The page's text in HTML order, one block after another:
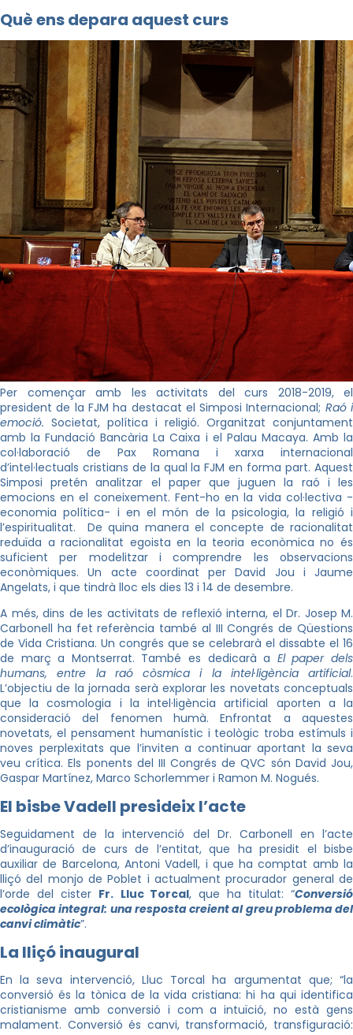
Què ens depara aquest curs
Per començar amb les activitats del curs 2018-2019, el
president de la FJM ha destacat el Simposi Internacional; Raó i
emoció. Societat, política i religió. Organitzat conjuntament
amb la Fundació Bancària La Caixa i el Palau Macaya. Amb la
col·laboració de Pax Romana i xarxa internacional
d’intel·lectuals cristians de la qual la FJM en forma part. Aquest
Simposi pretén analitzar el paper que juguen la raó i les
emocions en el coneixement. Fent-ho en la vida col·lectiva -
economia política- i en el món de la psicologia, la religió i
l’espiritualitat. De quina manera el concepte de racionalitat
reduïda a racionalitat egoista en la teoria econòmica no és
suficient per modelitzar i comprendre les observacions
econòmiques. Un acte coordinat per David Jou i Jaume
Angelats, i que tindrà lloc els dies 13 i 14 de desembre.
A més, dins de les activitats de reflexió interna, el Dr. Josep M.
Carbonell ha fet referència també al III Congrés de Qüestions
de Vida Cristiana. Un congrés que se celebrarà el dissabte el 16
de març a Montserrat. També es dedicarà a El paper dels
humans, entre la raó còsmica i la intel·ligència artificial.
L’objectiu de la jornada serà explorar les novetats conceptuals
que la cosmologia i la intel·ligència artificial aporten a la
consideració del fenomen humà. Enfrontat a aquestes
novetats, el pensament humanístic i teològic troba estímuls i
noves perplexitats que l’inviten a continuar aportant la seva
veu crítica. Els ponents del III Congrés de QVC són David Jou,
Gaspar Martínez, Marco Schorlemmer i Ramon M. Nogués.
El bisbe Vadell presideix l’acte
Seguidament de la intervenció del Dr. Carbonell en l’acte
d’inauguració de curs de l’entitat, que ha presidit el bisbe
auxiliar de Barcelona, Antoni Vadell, i que ha comptat amb la
lliçó del monjo de Poblet i actualment procurador general de
l’orde del cister Fr. Lluc Torcal, que ha titulat: “Conversió
ecològica integral: una resposta creient al greu problema del
canvi climàtic”.
La lliçó inaugural
En la seva intervenció, Lluc Torcal ha argumentat que; “la
conversió és la tònica de la vida cristiana: hi ha qui identifica
cristianisme amb conversió i com a intuïció, no està gens
malament. Conversió és canvi, transformació, transfiguració: